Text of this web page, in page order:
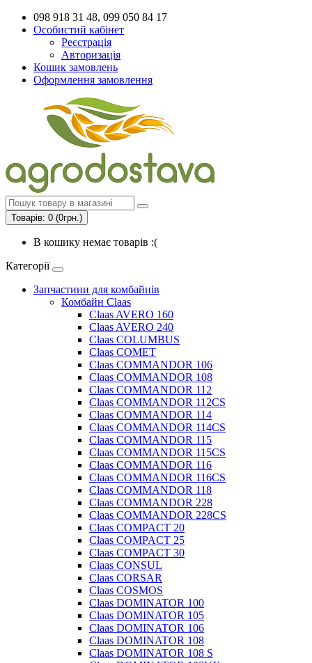
098 918 31 48, 099 050 84 17
Особистий кабінет
Реєстрація
Авторизація
Кошик замовлень
Оформлення замовлення
Товарів: 0 (0грн.)
В кошику немає товарів :(
Категорії
Запчастини для комбайнів
Комбайн Claas
Claas AVERO 160
Claas AVERO 240
Claas COLUMBUS
Claas COMET
Claas COMMANDOR 106
Claas COMMANDOR 108
Claas COMMANDOR 112
Claas COMMANDOR 112CS
Claas COMMANDOR 114
Claas COMMANDOR 114CS
Claas COMMANDOR 115
Claas COMMANDOR 115CS
Claas COMMANDOR 116
Claas COMMANDOR 116CS
Claas COMMANDOR 118
Claas COMMANDOR 228
Claas COMMANDOR 228CS
Claas COMPACT 20
Claas COMPACT 25
Claas COMPACT 30
Claas CONSUL
Claas CORSAR
Claas COSMOS
Claas DOMINATOR 100
Claas DOMINATOR 105
Claas DOMINATOR 106
Claas DOMINATOR 108
Claas DOMINATOR 108 S